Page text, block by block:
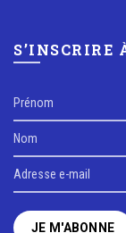
S’INSCRIRE